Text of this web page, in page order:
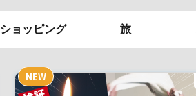
ショッピング 旅